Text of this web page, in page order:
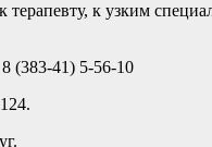
терапевту, к узким
(383-41) 5-56-10